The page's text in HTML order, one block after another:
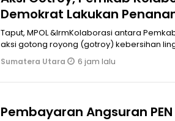
Demokrat Lakukan
Taput, MPOL &lrmKolaborasi antara Pemkab bersama DPC Partai
aksi gotong royong (gotroy) kebersihan
Sumatera Utara 6 jam lalu
Pembayaran Angsuran